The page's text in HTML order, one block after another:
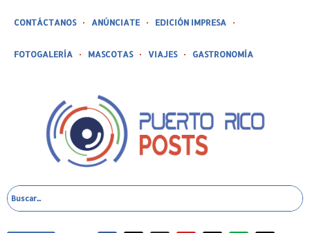
CONTÁCTANOS ANÚNCIATE EDICIÓN IMPRESA
FOTOGALERÍA MASCOTAS VIAJES GASTRONOMÍA